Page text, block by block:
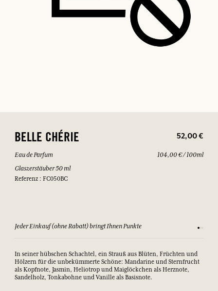
BELLE CHÉRIE 52,00 €
Eau de Parfum
Glaszerstäuber 50 ml
Referenz : FC050BC
104,00 € / 100ml
Jeder Einkauf (ohne Rabatt) bringt Ihnen Punkte Sehen
In seiner hübschen Schachtel, ein Strauß aus Blüten, Früchten und
Hölzern für die unbekümmerte Schöne: Mandarine und Sternfrucht
als Kopfnote, Jasmin, Heliotrop und Maiglöckchen als Herznote,
Sandelholz, Tonkabohne und Vanille als Basisnote.